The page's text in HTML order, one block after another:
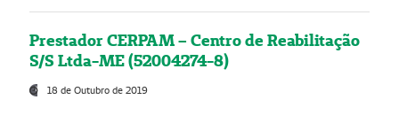
Prestador CERPAM – Centro de Reabilitação
S/S Ltda-ME (52004274-8)
18 de Outubro de 2019